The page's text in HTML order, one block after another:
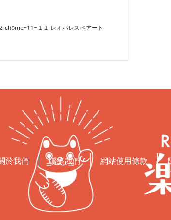
chōme−11−１１ レオパレスベアート
於我們 聯絡我們 網站使用條款